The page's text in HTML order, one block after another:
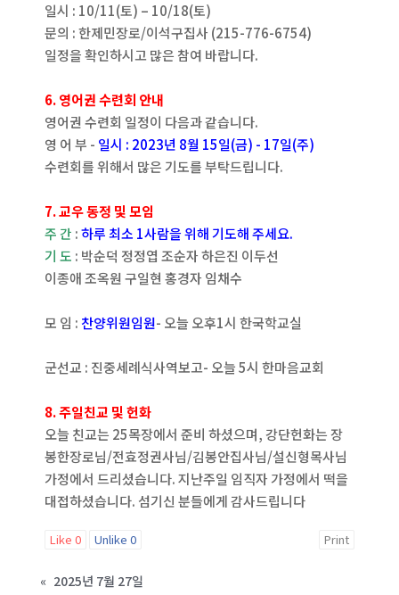
일시 : 10/11(토) – 10/18(토)
문의 : 한제민장로/이석구집사 (215-776-6754)
일정을 확인하시고 많은 참여 바랍니다.
6. 영어권 수련회 안내
영어권 수련회 일정이 다음과 같습니다.
영 어 부 - 일시 : 2023년 8월 15일(금) - 17일(주)
수련회를 위해서 많은 기도를 부탁드립니다.
7. 교우 동정 및 모임
주 간 :하루 최소 1사람을 위해 기도해 주세요.
기 도 : 박순덕 정정엽 조순자 하은진 이두선
이종애 조옥원 구일현 홍경자 임채수
모 임 : 찬양위원임원- 오늘 오후1시 한국학교실
군선교 : 진중세례식사역보고- 오늘 5시 한마음교회
8. 주일친교 및 헌화
오늘 친교는 25목장에서 준비 하셨으며, 강단헌화는 장
봉한장로님/전효정권사님/김봉안집사님/설신형목사님
가정에서 드리셨습니다. 지난주일 임직자 가정에서 떡을
대접하셨습니다. 섬기신 분들에게 감사드립니다
Like 0 Unlike 0 Print
« 2025년 7월 27일